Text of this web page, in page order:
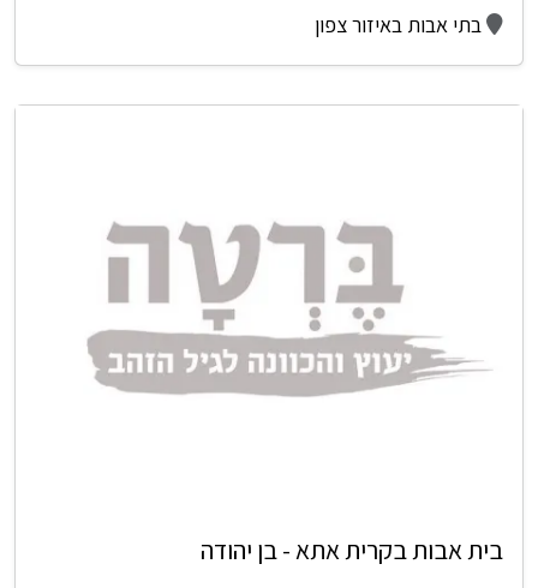
בתי אבות באיזור צפון
בית אבות בקרית אתא - בן יהודה